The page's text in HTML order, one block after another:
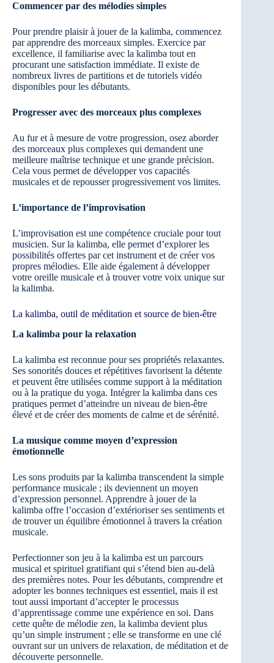
Commencer par des mélodies simples
Pour prendre plaisir à jouer de la kalimba, commencez
par apprendre des morceaux simples. Exercice par
excellence, il familiarise avec la kalimba tout en
procurant une satisfaction immédiate. Il existe de
nombreux livres de partitions et de tutoriels vidéo
disponibles pour les débutants.
Progresser avec des morceaux plus complexes
Au fur et à mesure de votre progression, osez aborder
des morceaux plus complexes qui demandent une
meilleure maîtrise technique et une grande précision.
Cela vous permet de développer vos capacités
musicales et de repousser progressivement vos limites.
L’importance de l’improvisation
L’improvisation est une compétence cruciale pour tout
musicien. Sur la kalimba, elle permet d’explorer les
possibilités offertes par cet instrument et de créer vos
propres mélodies. Elle aide également à développer
votre oreille musicale et à trouver votre voix unique sur
la kalimba.
La kalimba, outil de méditation et source de bien-être
La kalimba pour la relaxation
La kalimba est reconnue pour ses propriétés relaxantes.
Ses sonorités douces et répétitives favorisent la détente
et peuvent être utilisées comme support à la méditation
ou à la pratique du yoga. Intégrer la kalimba dans ces
pratiques permet d’atteindre un niveau de bien-être
élevé et de créer des moments de calme et de sérénité.
La musique comme moyen d’expression
émotionnelle
Les sons produits par la kalimba transcendent la simple
performance musicale ; ils deviennent un moyen
d’expression personnel. Apprendre à jouer de la
kalimba offre l’occasion d’extérioriser ses sentiments et
de trouver un équilibre émotionnel à travers la création
musicale.
Perfectionner son jeu à la kalimba est un parcours
musical et spirituel gratifiant qui s’étend bien au-delà
des premières notes. Pour les débutants, comprendre et
adopter les bonnes techniques est essentiel, mais il est
tout aussi important d’accepter le processus
d’apprentissage comme une expérience en soi. Dans
cette quête de mélodie zen, la kalimba devient plus
qu’un simple instrument ; elle se transforme en une clé
ouvrant sur un univers de relaxation, de méditation et de
découverte personnelle.